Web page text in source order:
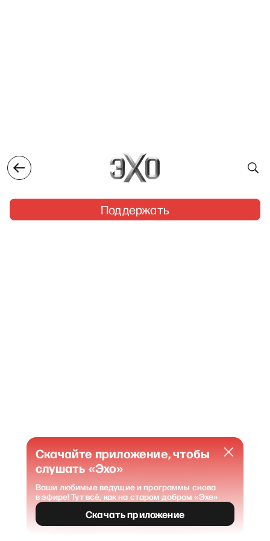
Поддержать
404 Страница не найдена.
Скачайте приложение, чтобы
слушать «Эхо»
Ваши любимые ведущие и программы снова
в эфире! Тут всё, как на старом добром «Эхе»
Скачать приложение